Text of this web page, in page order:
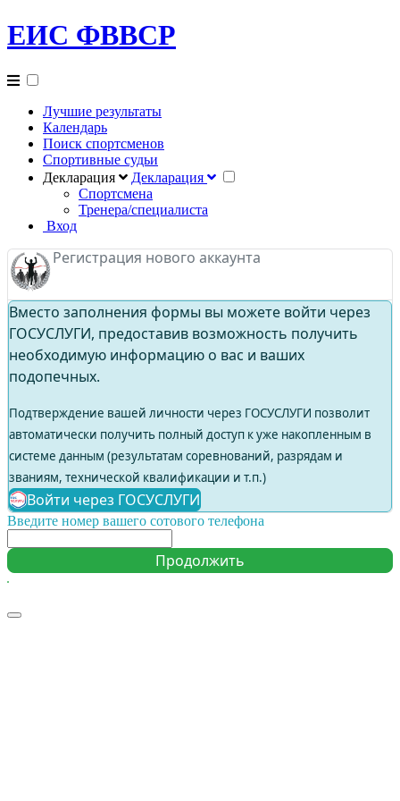
ЕИС ФВВСР
Лучшие результаты
Календарь
Поиск спортсменов
Спортивные судьи
Декларация
Декларация
Спортсмена
Тренера/специалиста
Вход
Регистрация нового аккаунта
Вместо заполнения формы вы можете войти через
ГОСУСЛУГИ, предоставив возможность получить
необходимую информацию о вас и ваших
подопечных.
Подтверждение вашей личности через ГОСУСЛУГИ позволит
автоматически получить полный доступ к уже накопленным в
системе данным (результатам соревнований, разрядам и
званиям, технической квалификации и т.п.)
Войти через ГОСУСЛУГИ
Введите номер вашего сотового телефона
Продолжить